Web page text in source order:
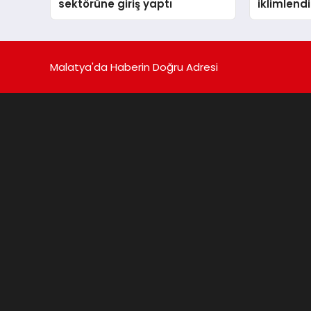
sektörüne giriş yaptı
Madoka
Malatya'da Haberin Doğru Adresi